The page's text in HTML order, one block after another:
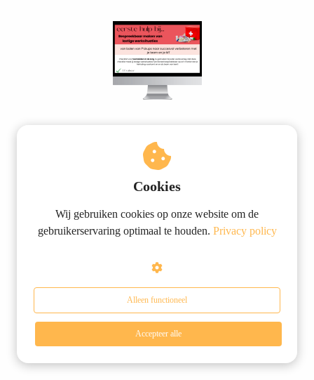
Eerste hulp bij …
Bespreken
Als steuntje in de rug hebben wij een checklist
succesvol verbeteren met jouw team en MT gaat.
Cookies
Wij gebruiken cookies op onze website om de
gebruikerservaring optimaal te houden. Privacy policy
Alleen functioneel
Accepteer alle